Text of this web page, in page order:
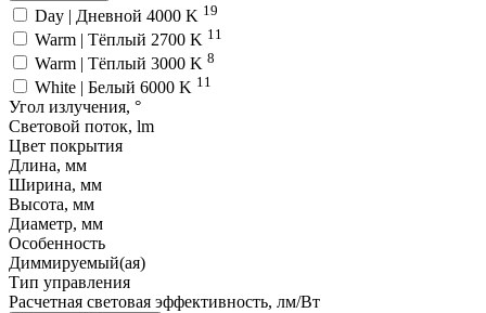
Day | Дневной 4000 K 19
Warm | Тёплый 2700 K 11
Warm | Тёплый 3000 K 8
White | Белый 6000 K 11
Угол излучения, °
Световой поток, lm
Цвет покрытия
Длина, мм
Ширина, мм
Высота, мм
Диаметр, мм
Особенность
Диммируемый(ая)
Тип управления
Расчетная световая эффективность, лм/Вт